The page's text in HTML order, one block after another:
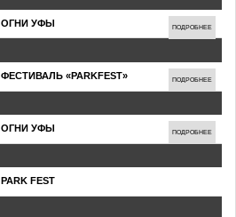
ОГНИ УФЫ ПОДРОБНЕЕ
ФЕСТИВАЛЬ «PARKFEST» ПОДРОБНЕЕ
ОГНИ УФЫ ПОДРОБНЕЕ
PARK FEST